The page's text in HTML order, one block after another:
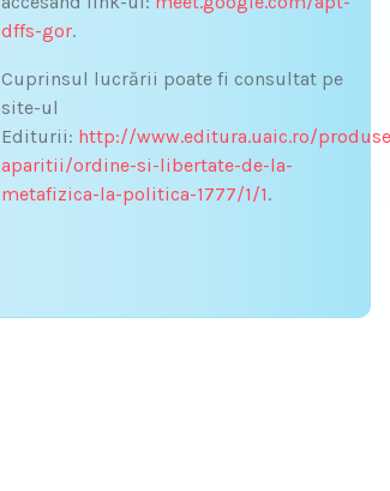
dffs-gor.
Cuprinsul lucrării poate fi consultat pe
site-ul
Editurii: http://www.editura.uaic.ro/
aparitii/ordine-si-libertate-de-la-
metafizica-la-politica-1777/1/1.